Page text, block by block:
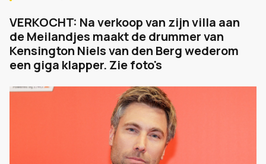
VERKOCHT: Na verkoop van zijn villa aan
de Meilandjes maakt de drummer van
Kensington Niels van den Berg wederom
een giga klapper. Zie foto's